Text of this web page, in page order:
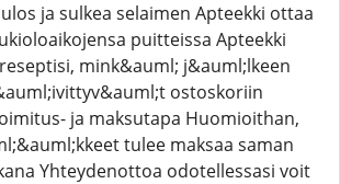
ja sulkea selaimen Apteekki ottaa
puitteissa Apteekki
mink&auml; j&auml;lkeen
ostoskoriin
ja maksutapa Huomioithan,
tulee maksaa saman
Yhteydenottoa odotellessasi voit